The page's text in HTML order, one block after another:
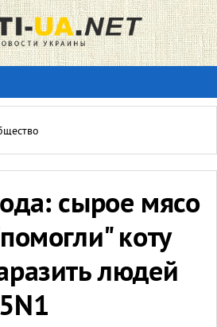
сырое мясо
коту
людей